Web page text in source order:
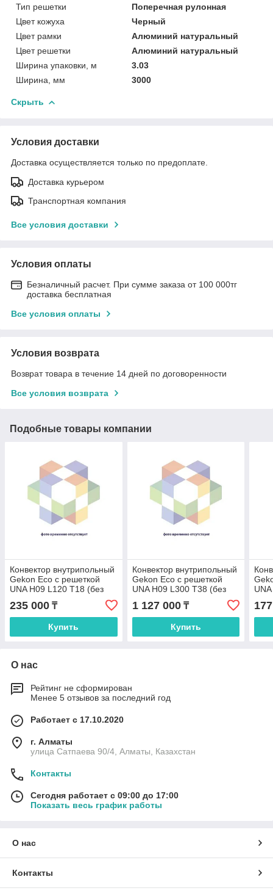
Тип решетки
Поперечная рулонная
Цвет кожуха
Черный
Цвет рамки
Алюминий натуральный
Цвет решетки
Алюминий натуральный
Ширина упаковки, м
3.03
Ширина, мм
3000
Скрыть
Условия доставки
Доставка осуществляется только по предоплате.
Доставка курьером
Транспортная компания
Все условия доставки
Условия оплаты
Безналичный расчет. При сумме заказа от 100 000тг
доставка бесплатная
Все условия оплаты
Условия возврата
Возврат товара в течение 14 дней по договоренности
Все условия возврата
Подобные товары компании
Конвектор внутрипольный
Gekon Eco с решеткой
UNA H09 L120 T18 (без
235 000 ₸
Купить
Конвектор внутрипольный
Gekon Eco с решеткой
UNA H09 L300 T38 (без
1 127 000₸
Купить
О нас
Рейтинг не сформирован
Менее 5 отзывов за последний год
Работает с 17.10.2020
г. Алматы
улица Сатпаева 90/4, Алматы, Казахстан
Контакты
Сегодня работает с 09:00 до 17:00
Показать весь график работы
О нас
Контакты